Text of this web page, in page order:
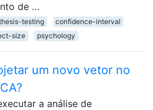
de …
testing
confidence-interval
size psychology
um novo vetor no
a análise de